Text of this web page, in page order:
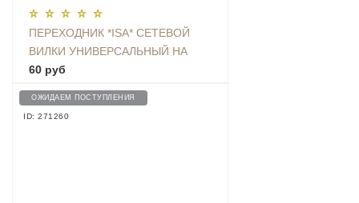
ПЕРЕХОДНИК *ISA* СЕТЕВОЙ
ВИЛКИ УНИВЕРСАЛЬНЫЙ НА
ЕВРО С ЗАЗЕМЛЕНИЕМ KT-168
60 руб
ОЖИДАЕМ ПОСТУПЛЕНИЯ
ID: 271260